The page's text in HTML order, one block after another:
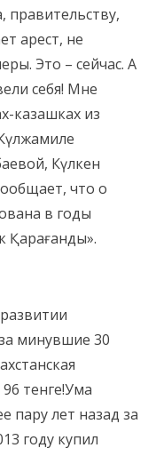
правительству,
арест, не
Это – сейчас. А
себя! Мне
казашках из
Күлкен
что о
в годы
Қарағанды».
минувшие 30
тенге!Ума
пару лет назад за
году купил